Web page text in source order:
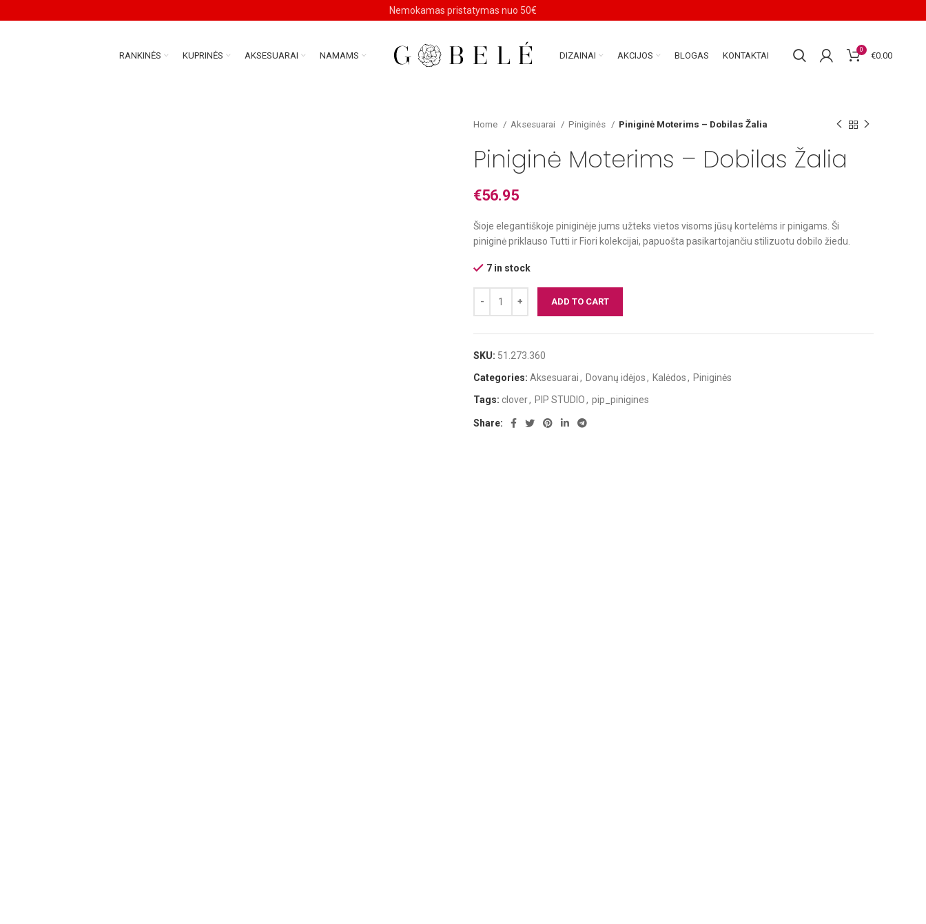
RANKINĖS KUPRINĖS AKSESUARAI NAMAMS DIZAINAI AKCIJOS BLOGAS KONTAKTAI
0
€0.00
Home Aksesuarai Piniginės Piniginė Moterims – Dobilas Žalia
Piniginė Moterims – Dobilas Žalia
€56.95
Šioje elegantiškoje piniginėje jums užteks vietos visoms jūsų kortelėms ir pinigams. Ši
piniginė priklauso Tutti ir Fiori kolekcijai, papuošta pasikartojančiu stilizuotu dobilo žiedu.
7 in stock
ADD TO CART
SKU: 51.273.360
Categories: Aksesuarai, Dovanų idėjos, Kalėdos, Piniginės
Tags: clover, PIP STUDIO, pip_pinigines
Share:
Nemokamas pristatymas nuo 50€